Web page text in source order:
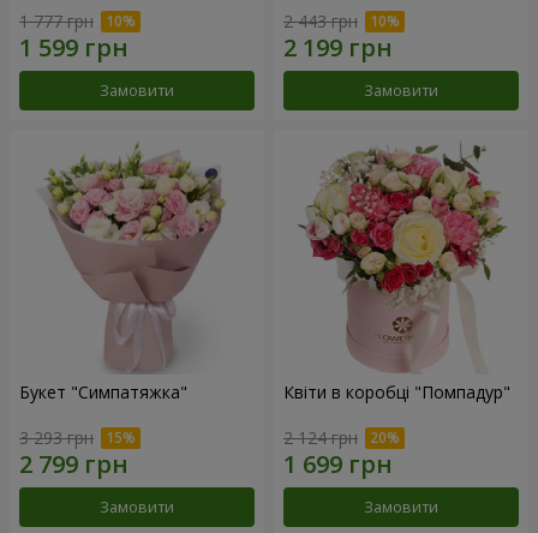
1 777 грн
Замовити
2 443 грн
Замовити
Букет "Симпатяжка"
3 293 грн
Замовити
Квіти в коробці "Помпадур"
2 124 грн
Замовити